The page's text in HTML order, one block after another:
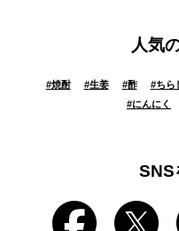
人気
#焼酎 #生姜 #酢 #ちら
#にんにく
SNS